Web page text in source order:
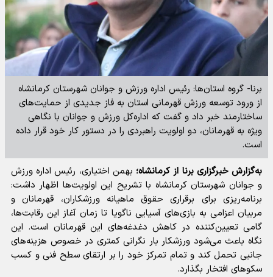
برنا- گروه استان‌ها: رئیس اداره ورزش و جوانان شهرستان کرمانشاه
از ورود توسعه ورزش قهرمانی استان به فاز جدیدی از حمایت‌های
ساختارمند خبر داد و گفت که اداره‌کل ورزش و جوانان با نگاهی
ویژه به قهرمانان، دو اولویت راهبردی را در دستور کار خود قرار داده
است.
به‌گزارش خبرگزاری برنا از کرمانشاه؛ بهمن اختیاری، رئیس اداره ورزش
و جوانان شهرستان کرمانشاه با تشریح این اولویت‌ها اظهار داشت:
برنامه‌ریزی برای برقراری حقوق ماهیانه ورزشکاران، قهرمانان و
مربیان اعزامی به بازی‌های آسیایی ناگویا تا زمان آغاز این رقابت‌ها،
گامی تعیین‌کننده در کاهش دغدغه‌های این قهرمانان است. این
نگاه باعث می‌شود ورزشکار بار نگرانی کمتری در خصوص هزینه‌های
جانبی تحمل کند و تمام تمرکز خود را بر ارتقای سطح فنی و کسب
سکوهای افتخار بگذارد.